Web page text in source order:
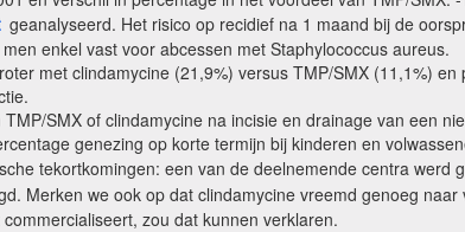
geanalyseerd. Het risico op recidief na 1 maand bij de
enkel vast voor abcessen met Staphylococcus aureus.
met clindamycine (21,9%) versus TMP/SMX (11,1%)
SMX of clindamycine na incisie en drainage van een
genezing op korte termijn bij kinderen en
tekortkomingen: een van de deelnemende centra
Merken we ook op dat clindamycine vreemd genoeg
zou dat kunnen verklaren.